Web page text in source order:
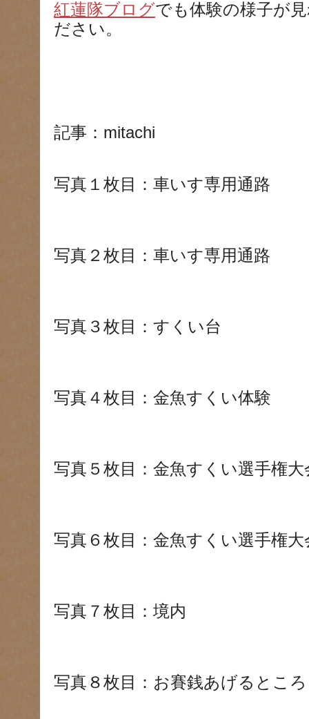
紅蓮隊ブログでも体験の様子が
ださい。
記事：mitachi
写真１枚目：車いす専用通路
写真２枚目：車いす専用通路
写真３枚目：すくい台
写真４枚目：金魚すくい体験
写真５枚目：金魚すくい選手権大
写真６枚目：金魚すくい選手権大
写真７枚目：境内
写真８枚目：お賽銭あげるところ